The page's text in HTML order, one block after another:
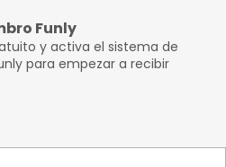
Funly
y activa el sistema de
para empezar a recibir